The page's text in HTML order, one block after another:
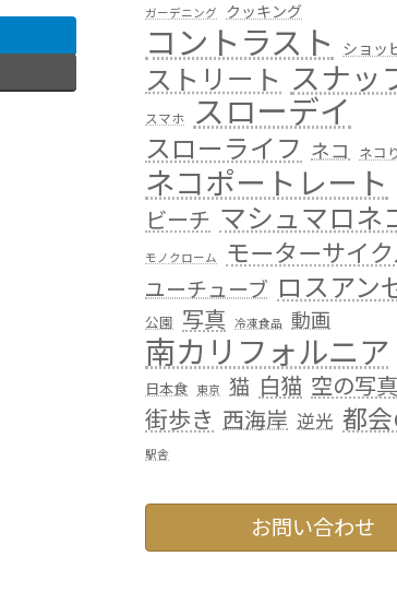
ガーデニング クッキング
コントラスト ショッ
ストリート スナッ
スマホ スローデイ
スローライフ ネコ ネコ
ネコポートレート
ビーチ マシュマロネ
モノクローム モーターサイ
ユーチューブ ロスアン
公園 写真 冷凍食品 動画
南カリフォルニア
日本食 東京 猫 白猫 空の写真
街歩き 西海岸 逆光 都
駅舎
お問い合わせ